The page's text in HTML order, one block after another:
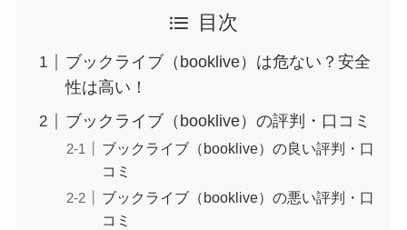
目次
ブックライブ（booklive）は危ない？安全
性は高い！
ブックライブ（booklive）の評判・口コミ
ブックライブ（booklive）の良い評判・口
コミ
ブックライブ（booklive）の悪い評判・口
コミ